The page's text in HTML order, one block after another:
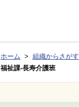
BreadCrumb
現在位置：
ホーム
組織からさがす
福祉課-長寿介護班